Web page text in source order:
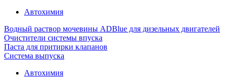
Автохимия
Водный раствор мочевины ADBlue для дизельных двигателей
Очистители системы впуска
Паста для притирки клапанов
Система выпуска
Автохимия